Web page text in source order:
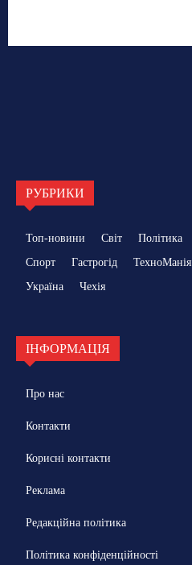
РУБРИКИ
Топ-новини Світ Політика
Спорт
Гастрогід ТехноМанія
Україна
Чехія
ІНФОРМАЦІЯ
Про нас
Контакти
Корисні контакти
Реклама
Редакційна політика
Політика конфіденційності